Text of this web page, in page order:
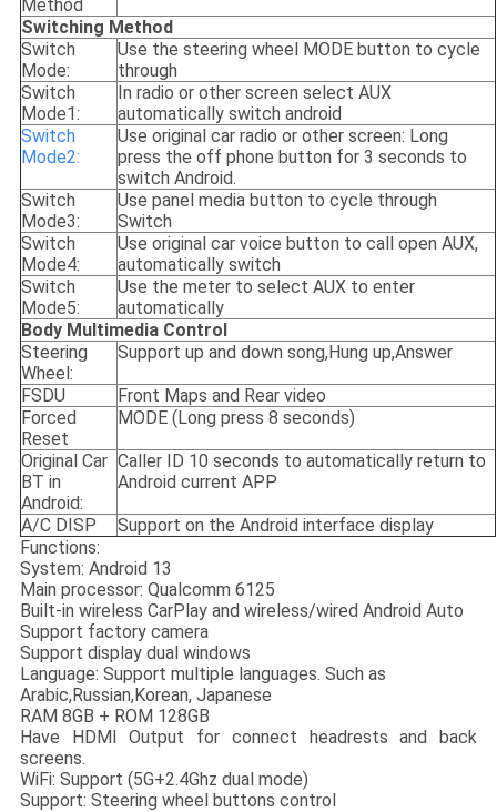
Method
Switching Method
Switch
Mode:
Use the steering wheel MODE button to cycle
through
Switch
Mode1:
In radio or other screen select AUX
automatically switch android
Switch
Mode2:
Use original car radio or other screen: Long
press the off phone button for 3 seconds to
switch Android.
Switch
Mode3:
Use panel media button to cycle through
Switch
Switch
Mode4:
Use original car voice button to call open AUX,
automatically switch
Switch
Mode5:
Use the meter to select AUX to enter
automatically
Body Multimedia Control
Steering
Wheel:
Support up and down song,Hung up,Answer
FSDU
Front Maps and Rear video
Forced
Reset
MODE (Long press 8 seconds)
Original Car
BT in
Android:
Caller ID 10 seconds to automatically return to
Android current APP
A/C DISP
Support on the Android interface display
Functions:
System: Android 13
Main processor: Qualcomm 6125
Built-in wireless CarPlay and wireless/wired Android Auto
Support factory camera
Support display dual windows
Language: Support multiple languages. Such as
Arabic,Russian,Korean, Japanese
RAM 8GB + ROM 128GB
Have HDMI Output for connect headrests and back
screens.
WiFi: Support (5G+2.4Ghz dual mode)
Support: Steering wheel buttons control